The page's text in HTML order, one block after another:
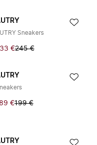
Sneakers
€245 €
€199 €